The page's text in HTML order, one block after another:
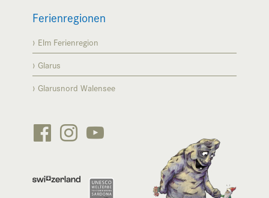
Ferienregionen
Elm Ferienregion
Glarus
Glarusnord Walensee

 